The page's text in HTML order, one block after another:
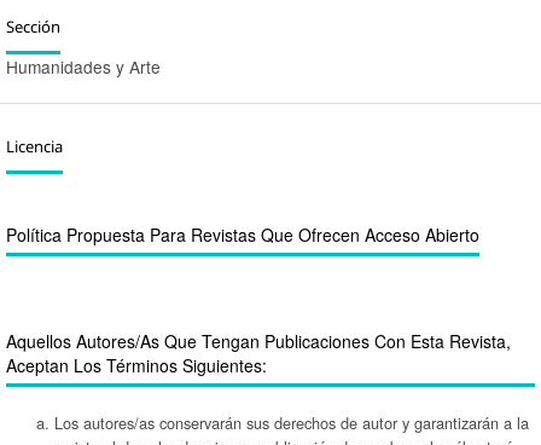
Sección
Humanidades y Arte
Licencia
Política Propuesta Para Revistas Que Ofrecen Acceso Abierto
Aquellos Autores/as Que Tengan Publicaciones Con Esta Revista,
Aceptan Los Términos Siguientes:
Los autores/as conservarán sus derechos de autor y garantizarán a la